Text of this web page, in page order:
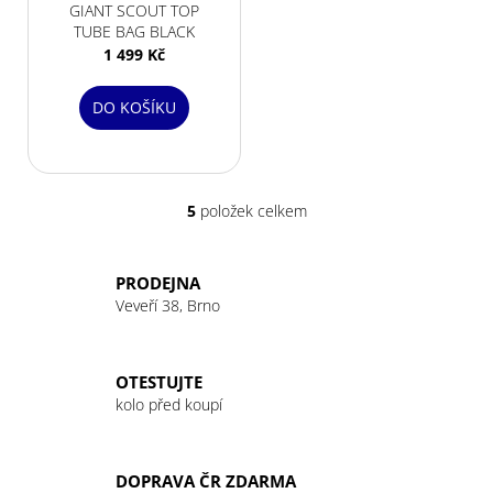
GIANT SCOUT TOP
TUBE BAG BLACK
1 499 Kč
DO KOŠÍKU
O
5položek celkem
PRODEJNA
Veveří 38, Brno
OTESTUJTE
kolo před koupí
DOPRAVA ČR ZDARMA